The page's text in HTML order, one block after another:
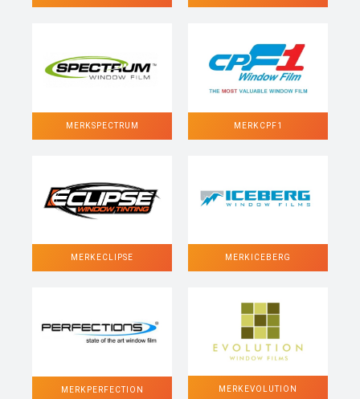
MERK SPECTRUM MERK CPF1
MERK ECLIPSE MERK ICEBERG
MERK PERFECTION MERK EVOLUTION